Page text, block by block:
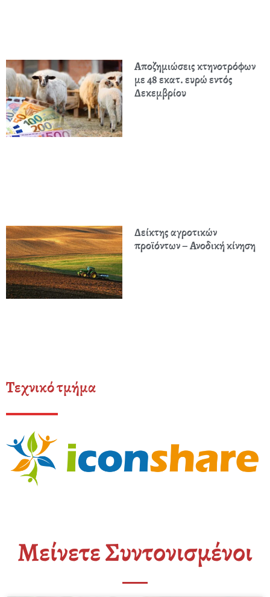
Αποζημιώσεις κτηνοτρόφων
με 48 εκατ. ευρώ εντός
Δεκεμβρίου
Δείκτης αγροτικών
προϊόντων – Ανοδική κίνηση
Τεχνικό τμήμα
Μείνετε Συντονισμένοι